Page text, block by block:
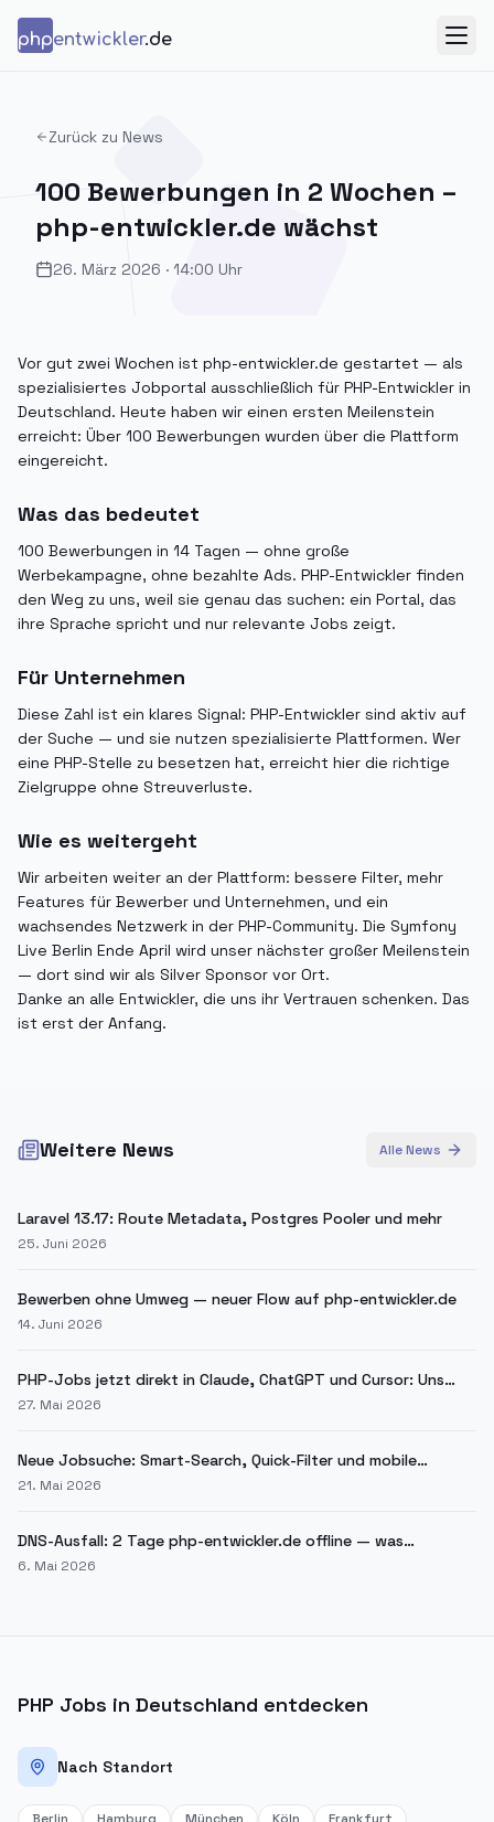
phpentwickler.de
Zurück zu News
100 Bewerbungen in 2 Wochen –
php-entwickler.de wächst
26. März 2026 · 14:00 Uhr
Vor gut zwei Wochen ist php-entwickler.de gestartet — als
spezialisiertes Jobportal ausschließlich für PHP-Entwickler in
Deutschland. Heute haben wir einen ersten Meilenstein
erreicht: Über 100 Bewerbungen wurden über die Plattform
eingereicht.
Was das bedeutet
100 Bewerbungen in 14 Tagen — ohne große
Werbekampagne, ohne bezahlte Ads. PHP-Entwickler finden
den Weg zu uns, weil sie genau das suchen: ein Portal, das
ihre Sprache spricht und nur relevante Jobs zeigt.
Für Unternehmen
Diese Zahl ist ein klares Signal: PHP-Entwickler sind aktiv auf
der Suche — und sie nutzen spezialisierte Plattformen. Wer
eine PHP-Stelle zu besetzen hat, erreicht hier die richtige
Zielgruppe ohne Streuverluste.
Wie es weitergeht
Wir arbeiten weiter an der Plattform: bessere Filter, mehr
Features für Bewerber und Unternehmen, und ein
wachsendes Netzwerk in der PHP-Community. Die Symfony
Live Berlin Ende April wird unser nächster großer Meilenstein
— dort sind wir als Silver Sponsor vor Ort.
Danke an alle Entwickler, die uns ihr Vertrauen schenken. Das
ist erst der Anfang.
Weitere News Alle News
Laravel 13.17: Route Metadata, Postgres Pooler und mehr
25. Juni 2026
Bewerben ohne Umweg — neuer Flow auf php-entwickler.de
14. Juni 2026
PHP-Jobs jetzt direkt in Claude, ChatGPT und Cursor: Unser
MCP-Server ist live
27. Mai 2026
Neue Jobsuche: Smart-Search, Quick-Filter und mobile
Bottom-Sheet
21. Mai 2026
DNS-Ausfall: 2 Tage php-entwickler.de offline — was
passiert ist
6. Mai 2026
PHP Jobs in Deutschland entdecken
Nach Standort